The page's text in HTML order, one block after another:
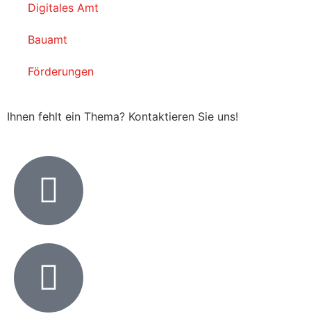
Digitales Amt
Bauamt
Förderungen
Ihnen fehlt ein Thema? Kontaktieren Sie uns!